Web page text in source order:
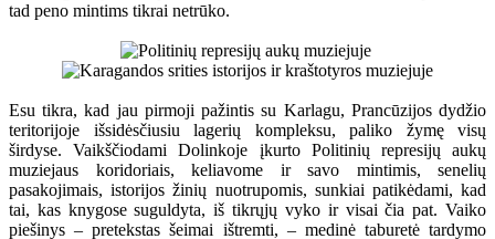
tad peno mintims tikrai netrūko.
Esu tikra, kad jau pirmoji pažintis su Karlagu, Prancūzijos dydžio
teritorijoje išsidėsčiusiu lagerių kompleksu, paliko žymę visų
širdyse. Vaikščiodami Dolinkoje įkurto Politinių represijų aukų
muziejaus koridoriais, keliavome ir savo mintimis, senelių
pasakojimais, istorijos žinių nuotrupomis, sunkiai patikėdami, kad
tai, kas knygose suguldyta, iš tikrųjų vyko ir visai čia pat. Vaiko
piešinys – pretekstas šeimai ištremti, – medinė taburetė tardymo